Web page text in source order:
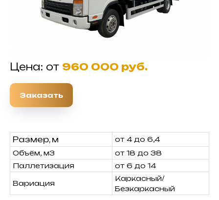
Цена: от 960 000 руб.
Заказать
Размер, м
от 4 до 6,4
Объём, м3
от 18 до 38
Паллетизация
от 6 до 14
Вариация
Каркасный/
Безкаркасный